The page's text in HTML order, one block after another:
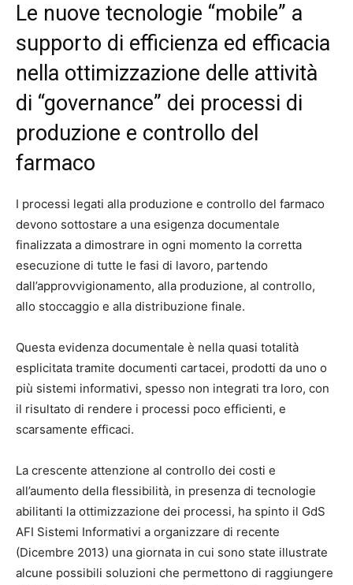
Le nuove tecnologie “mobile” a
supporto di efficienza ed efficacia
nella ottimizzazione delle attività
di “governance” dei processi di
produzione e controllo del
farmaco
I processi legati alla produzione e controllo del farmaco
devono sottostare a una esigenza documentale
finalizzata a dimostrare in ogni momento la corretta
esecuzione di tutte le fasi di lavoro, partendo
dall’approvvigionamento, alla produzione, al controllo,
allo stoccaggio e alla distribuzione finale.
Questa evidenza documentale è nella quasi totalità
esplicitata tramite documenti cartacei, prodotti da uno o
più sistemi informativi, spesso non integrati tra loro, con
il risultato di rendere i processi poco efficienti, e
scarsamente efficaci.
La crescente attenzione al controllo dei costi e
all’aumento della flessibilità, in presenza di tecnologie
abilitanti la ottimizzazione dei processi, ha spinto il GdS
AFI Sistemi Informativi a organizzare di recente
(Dicembre 2013) una giornata in cui sono state illustrate
alcune possibili soluzioni che permettono di raggiungere